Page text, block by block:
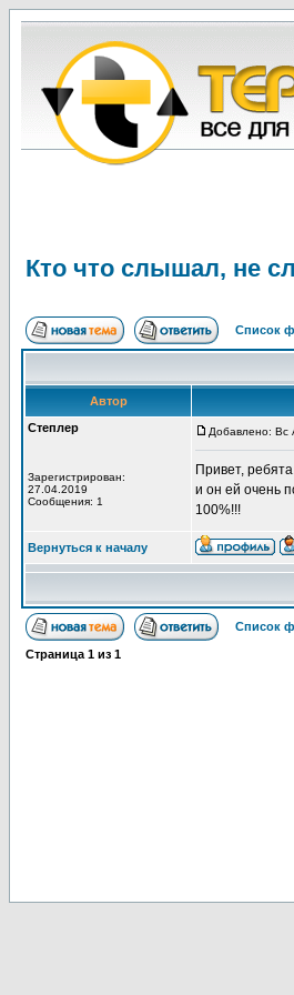
Кто что слышал, не
Список
Автор
Степлер
Зарегистрирован:
27.04.2019
Сообщения: 1
Добавлено: Вс
Привет,
и он ей очень
100%!!!
Вернуться к началу
Список
Страница 1 из 1